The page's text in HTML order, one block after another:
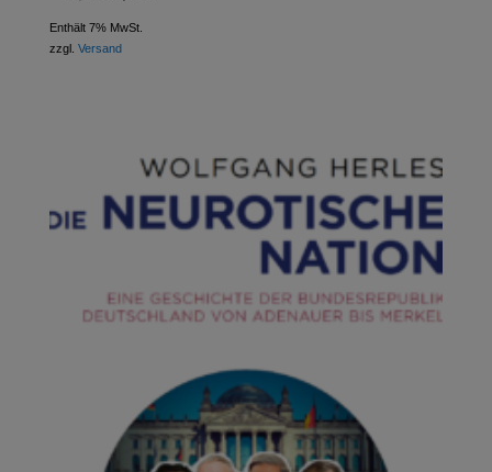
war:
Enthält 7% MwSt.
zzgl. Versand